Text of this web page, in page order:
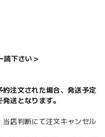
読下さい＞
約注文された場合、発送予定
送となります。
当店判断にて注文キャンセル